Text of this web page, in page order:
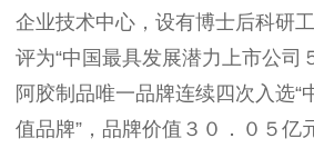
企业技术中心，设有博士后科研
评为“中国最具发展潜力上市公司
阿胶制品唯一品牌连续四次入选“
值品牌”，品牌价值３０．０５亿